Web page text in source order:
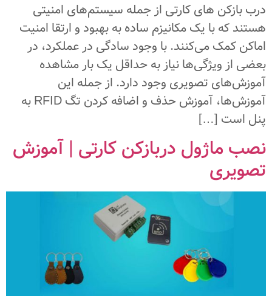
درب بازکن های کارتی از جمله سیستم‌های امنیتی
هستند که با یک مکانیزم ساده به بهبود و ارتقا امنیت
اماکن کمک می‌کنند. با وجود سادگی در عملکرد، در
بعضی از ویژگی‌ها نیاز به حداقل یک بار مشاهده
آموزش‌های تصویری وجود دارد. از جمله این
آموزش‌ها، آموزش حذف و اضافه کردن تگ RFID به
پنل است […]
نصب ماژول دربازکن کارتی | آموزش
تصویری